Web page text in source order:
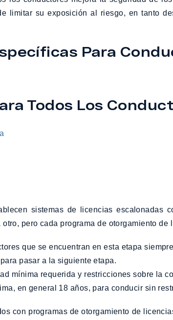
limitar su exposición al riesgo, en tanto
Para
Todos Los
sistemas de licencias escalonadas
pero cada programa de otorgamiento de
pasar a la siguiente etapa.
mínima requerida y restricciones sobre la
en general 18 años, para conducir sin
con programas de otorgamiento de